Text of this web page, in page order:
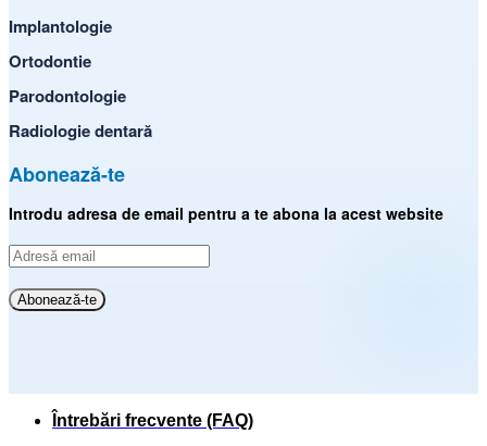
Implantologie
Ortodontie
Parodontologie
Radiologie dentară
Abonează-te
Introdu adresa de email pentru a te abona la acest website
Adresă
Abonează-te
Întrebări frecvente (FAQ)